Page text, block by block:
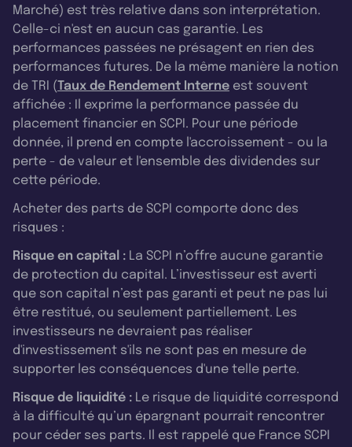
Marché) est très relative dans son interprétation.
Celle-ci n'est en aucun cas garantie. Les
performances passées ne présagent en rien des
performances futures. De la même manière la notion
de TRI (Taux de Rendement Interne est souvent
affichée : Il exprime la performance passée du
placement financier en SCPI. Pour une période
donnée, il prend en compte l'accroissement - ou la
perte - de valeur et l'ensemble des dividendes sur
cette période.
Acheter des parts de SCPI comporte donc des
risques :
Risque en capital : La SCPI n’offre aucune garantie
de protection du capital. L’investisseur est averti
que son capital n’est pas garanti et peut ne pas lui
être restitué, ou seulement partiellement. Les
investisseurs ne devraient pas réaliser
d'investissement s'ils ne sont pas en mesure de
supporter les conséquences d'une telle perte.
Risque de liquidité : Le risque de liquidité correspond
à la difficulté qu’un épargnant pourrait rencontrer
pour céder ses parts. Il est rappelé que France SCPI